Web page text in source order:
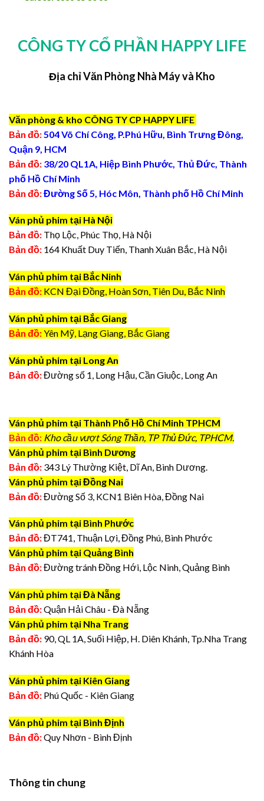
CÔNG TY CỔ PHẦN HAPPY LIFE
Địa chỉ Văn Phòng Nhà Máy và Kho
Văn phòng & kho CÔNG TY CP HAPPY LIFE
Bản đồ: 504 Võ Chí Công, P.Phú Hữu, Bình Trưng Đông,
Quận 9, HCM
Bản đồ: 38/20 QL1A, Hiệp Bình Phước, Thủ Đức, Thành
phố Hồ Chí Minh
Bản đồ:Đường Số 5, Hóc Môn, Thành phố Hồ Chí Minh
Ván phủ phim tại Hà Nội
Bản đồ: Thọ Lộc, Phúc Thọ, Hà Nội
Bản đồ: 164 Khuất Duy Tiến, Thanh Xuân Bắc, Hà Nội
Ván phủ phim tại Bắc Ninh
Bản đồ: KCN Đại Đồng, Hoàn Sơn, Tiên Du, Bắc Ninh
Ván phủ phim tại Bắc Giang
Bản đồ:Yên Mỹ, Lạng Giang, Bắc Giang
Ván phủ phim tại Long An
Bản đồ:Đường số 1, Long Hậu, Cần Giuộc, Long An
Ván phủ phim tại Thành Phố Hồ Chí Minh TPHCM
Bản đồ: Kho cầu vượt Sóng Thần, TP Thủ Đức, TPHCM.
Ván phủ phim tại Bình Dương
Bản đồ: 343 Lý Thường Kiệt, Dĩ An, Bình Dương.
Ván phủ phim tại Đồng Nai
Bản đồ:Đường Số 3, KCN1 Biên Hòa, Đồng Nai
Ván phủ phim tại Bình Phước
Bản đồ:ĐT741, Thuận Lợi, Đồng Phú, Bình Phước
Ván phủ phim tại Quảng Bình
Bản đồ:Đường tránh Đồng Hới, Lộc Ninh, Quảng Bình
Ván phủ phim tại Đà Nẵng
Bản đồ:Quận Hải Châu - Đà Nẵng
Ván phủ phim tại Nha Trang
Bản đồ: 90, QL 1A, Suối Hiệp, H. Diên Khánh, Tp.Nha Trang
Khánh Hòa
Ván phủ phim tại Kiên Giang
Bản đồ: Phú Quốc - Kiên Giang
Ván phủ phim tại Bình Định
Bản đồ:Quy Nhơn - Bình Định
Thông tin chung